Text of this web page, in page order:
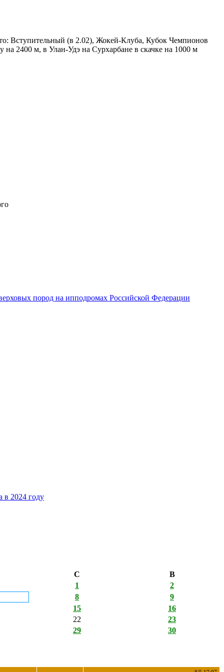
Вступительный (в 2.02), Жокей-Клуба, Кубок Чемпионов
2400 м, в Улан-Удэ на Сурхарбане в скачке на 1000 м
пород на ипподромах Российской Федерации
2024 году
С
В
1
2
8
9
15
16
22
23
29
30